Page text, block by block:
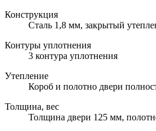
Конструкция
Сталь 1,8 мм, закрытый
Контуры уплотнения
3 контура уплотнения
Утепление
Короб и полотно двери
Толщина, вес
Толщина двери 125 мм,